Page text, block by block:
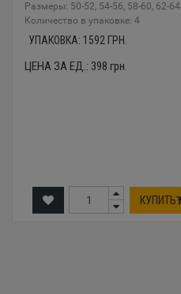
Размеры: 50-52, 54-56, 58-60, 62-64
Количество в упаковке: 4
УПАКОВКА: 1592 ГРН.
ЦЕНА ЗА ЕД.: 398 грн.
КУПИТЬ